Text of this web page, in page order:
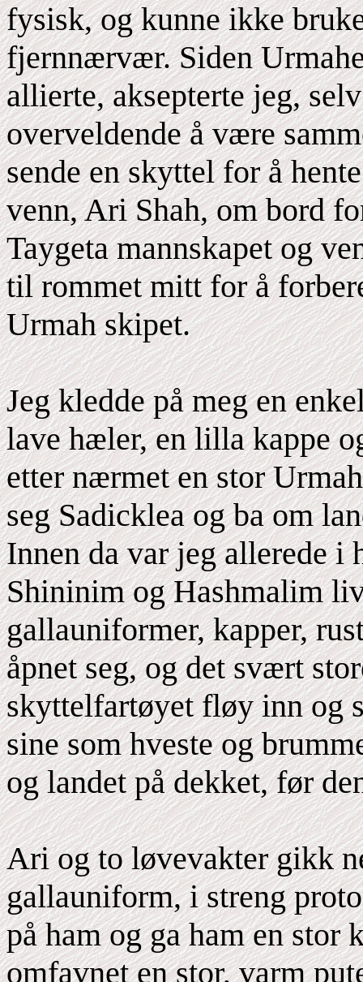
fysisk, og kunne ikke
fjernnærvær. Siden
allierte, aksepterte jeg,
overveldende å være
sende en skyttel for å
venn, Ari Shah, om bord
Taygeta mannskapet og
til rommet mitt for å
Urmah skipet.
Jeg kledde på meg en
lave hæler, en lilla kappe
etter nærmet en stor
seg Sadicklea og ba om
Innen da var jeg allerede i
Shininim og Hashmalim
gallauniformer, kapper,
åpnet seg, og det svært
skyttelfartøyet fløy inn og
sine som hveste og
og landet på dekket, før
Ari og to løvevakter gikk
gallauniform, i streng
på ham og ga ham en stor
omfavnet en stor, varm